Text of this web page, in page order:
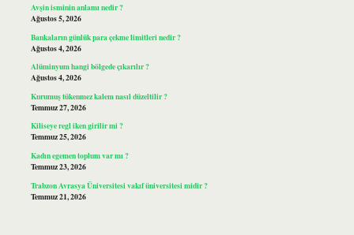
Avşin isminin anlamı nedir ?
Ağustos 5, 2026
Bankaların günlük para çekme limitleri nedir ?
Ağustos 4, 2026
Alüminyum hangi bölgede çıkarılır ?
Ağustos 4, 2026
Kurumuş tükenmez kalem nasıl düzeltilir ?
Temmuz 27, 2026
Kiliseye regl iken girilir mi ?
Temmuz 25, 2026
Kadın egemen toplum var mı ?
Temmuz 23, 2026
Trabzon Avrasya Üniversitesi vakıf üniversitesi midir ?
Temmuz 21, 2026